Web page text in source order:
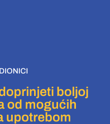
boljoj
od mogućih
upotrebom